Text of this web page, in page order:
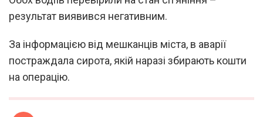
результат виявився негативним.
За інформацією від мешканців міста, в аварії
постраждала сирота, якій наразі збирають кошти
на операцію.